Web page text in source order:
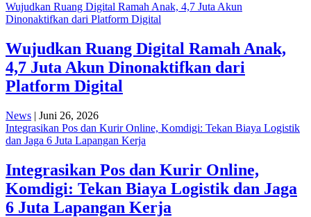
Wujudkan Ruang Digital Ramah Anak, 4,7 Juta Akun
Dinonaktifkan dari Platform Digital
Wujudkan Ruang Digital Ramah Anak,
4,7 Juta Akun Dinonaktifkan dari
Platform Digital
News | Juni 26, 2026
Integrasikan Pos dan Kurir Online, Komdigi: Tekan Biaya Logistik
dan Jaga 6 Juta Lapangan Kerja
Integrasikan Pos dan Kurir Online,
Komdigi: Tekan Biaya Logistik dan Jaga
6 Juta Lapangan Kerja